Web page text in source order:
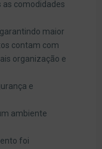
as comodidades
maior
contam com
organização e
e
ambiente
foi